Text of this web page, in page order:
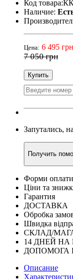
Код
Наличие:
Цена: 6 495 грн
7 050 грн
Купить
Запутались,
Получить
Форми оплати
Ціни та
Гарантия
ДОСТАВКА
Обробка
Швидка
СКЛАД/
14 ДНЕЙ НА
ДОПОМОГА
Описание